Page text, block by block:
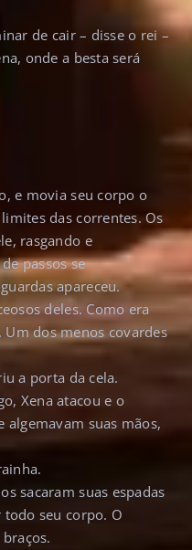
de cair – disse o rei –
onde a besta será
e movia seu corpo o
das correntes. Os
rasgando e
passos se
apareceu.
deles. Como era
dos menos covardes
a porta da cela.
Xena atacou e o
algemavam suas mãos,
sacaram suas espadas
seu corpo. O